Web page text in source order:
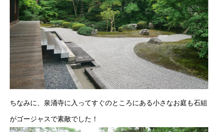
ちなみに、泉涌寺に入ってすぐのところにある小さなお庭も石組
がゴージャスで素敵でした！